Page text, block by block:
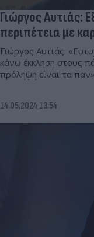
Γιώργος Αυτιάς:
περιπέτεια με
Γιώργος Αυτιάς:
κάνω έκκληση στους
πρόληψη είναι τα παν»
14.05.2024 13:54